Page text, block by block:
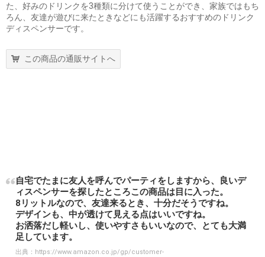
た、好みのドリンクを3種類に分けて使うことができ、家族ではもち
ろん、友達が遊びに来たときなどにも活躍するおすすめのドリンク
ディスペンサーです。
この商品の通販サイトへ
自宅でたまに友人を呼んでパーティをしますから、良いデ
ィスペンサーを探したところこの商品は目に入った。
8リットルなので、友達来るとき、十分だそうですね。
デザインも、中が透けて見える点はいいですね。
お洒落だし軽いし、使いやすさもいいなので、とても大満
足しています。
出典： https://www.amazon.co.jp/gp/customer-